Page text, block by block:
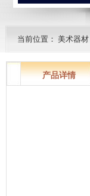
当前位置： 美术器材
产品详情